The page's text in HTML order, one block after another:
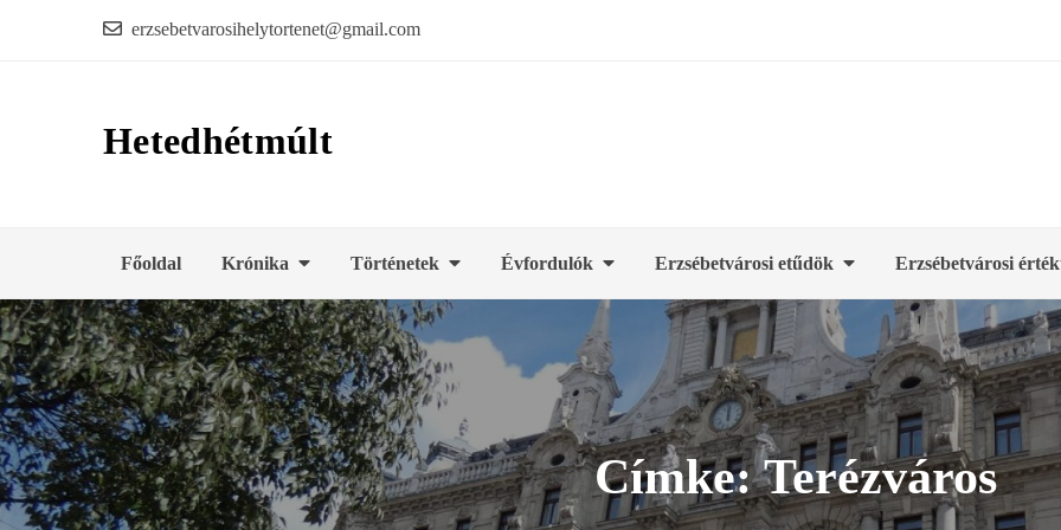
erzsebetvarosihelytortenet@gmail.com
Hetedhétmúlt
Főoldal Krónika Történetek Évfordulók Erzsébetvárosi etűdök Erzsébetvárosi
Címke:Terézváros